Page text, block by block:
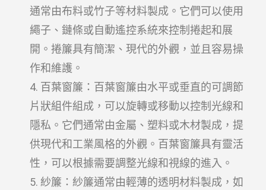
通常由布料或竹子等材料製成。它們可以使用
繩子、鏈條或自動遙控系統來控制捲起和展
開。捲簾具有簡潔、現代的外觀，並且容易操
作和維護。
百葉窗簾：百葉窗簾由水平或垂直的可調節
片狀組件組成，可以旋轉或移動以控制光線和
隱私。它們通常由金屬、塑料或木材製成，提
供現代和工業風格的外觀。百葉窗簾具有靈活
性，可以根據需要調整光線和視線的進入。
紗簾：紗簾通常由輕薄的透明材料製成，如